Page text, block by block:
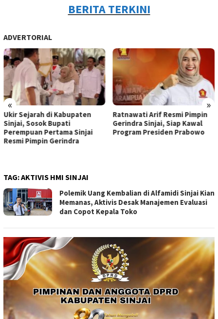
BERITA TERKINI
ADVERTORIAL
« »
Ukir Sejarah di Kabupaten
Sinjai, Sosok Bupati
Perempuan Pertama Sinjai
Resmi Pimpin Gerindra
Ratnawati Arif Resmi Pimpin
Gerindra Sinjai, Siap Kawal
Program Presiden Prabowo
TAG:AKTIVIS HMI SINJAI
Polemik Uang Kembalian di Alfamidi Sinjai Kian
Memanas, Aktivis Desak Manajemen Evaluasi
dan Copot Kepala Toko